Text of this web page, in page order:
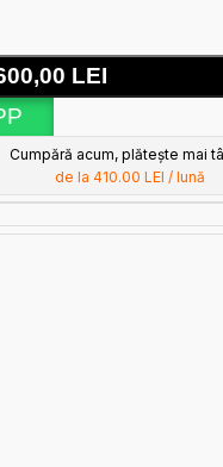
LEI
Cumpără acum, plătește mai
de la 410.00 LEI / lună